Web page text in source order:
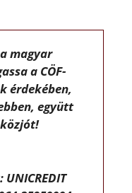
magyar
a CÖF-
érdekében,
együtt